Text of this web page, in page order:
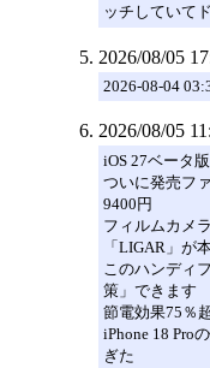
ッチしていて
2026/08/05
2026-08-04
2026/08/05
iOS 27ベータ
ついに発売フ
9400円
フィルムカメ
「LIGAR」が
このハンディ
策」できます
節電効果75％
iPhone 18 Pro
ぎた